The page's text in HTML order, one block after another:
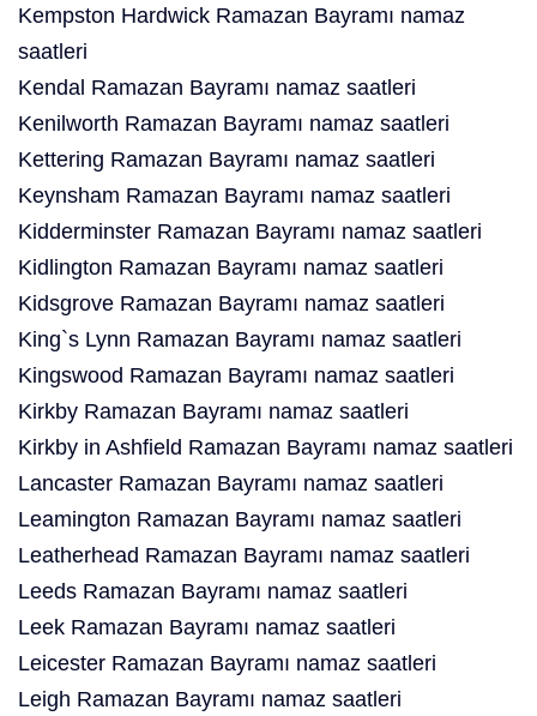
Kempston Hardwick Ramazan Bayramı namaz
saatleri
Kendal Ramazan Bayramı namaz saatleri
Kenilworth Ramazan Bayramı namaz saatleri
Kettering Ramazan Bayramı namaz saatleri
Keynsham Ramazan Bayramı namaz saatleri
Kidderminster Ramazan Bayramı namaz saatleri
Kidlington Ramazan Bayramı namaz saatleri
Kidsgrove Ramazan Bayramı namaz saatleri
King`s Lynn Ramazan Bayramı namaz saatleri
Kingswood Ramazan Bayramı namaz saatleri
Kirkby Ramazan Bayramı namaz saatleri
Kirkby in Ashfield Ramazan Bayramı namaz saatleri
Lancaster Ramazan Bayramı namaz saatleri
Leamington Ramazan Bayramı namaz saatleri
Leatherhead Ramazan Bayramı namaz saatleri
Leeds Ramazan Bayramı namaz saatleri
Leek Ramazan Bayramı namaz saatleri
Leicester Ramazan Bayramı namaz saatleri
Leigh Ramazan Bayramı namaz saatleri